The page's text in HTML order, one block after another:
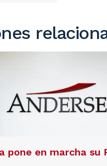
pone en marcha